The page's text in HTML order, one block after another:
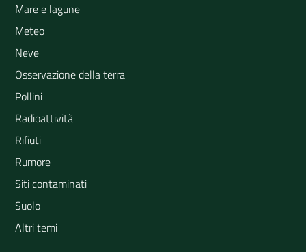
Mare e lagune
Meteo
Neve
Osservazione della terra
Pollini
Radioattività
Rifiuti
Rumore
Siti contaminati
Suolo
Altri temi